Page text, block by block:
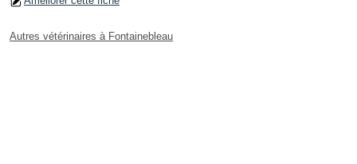
Autres vétérinaires à Fontainebleau